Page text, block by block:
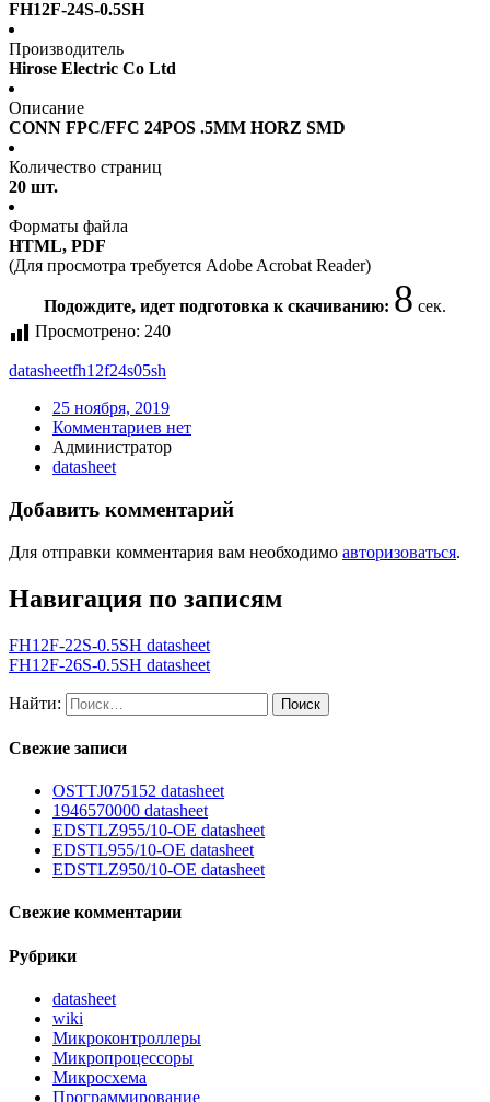
FH12F-24S-0.5SH
Производитель
Hirose Electric Co Ltd
Описание
CONN FPC/FFC 24POS .5MM HORZ SMD
Количество страниц
20 шт.
Форматы файла
HTML, PDF
(Для просмотра требуется Adobe Acrobat Reader)
Подождите, идет подготовка к скачиванию: 8 сек.
Просмотрено: 240
datasheetfh12f24s05sh
25 ноября, 2019
Комментариев нет
Администратор
datasheet
Добавить комментарий
Для отправки комментария вам необходимо авторизоваться.
Навигация по записям
FH12F-22S-0.5SH datasheet
FH12F-26S-0.5SH datasheet
Найти:
Свежие записи
OSTTJ075152 datasheet
1946570000 datasheet
EDSTLZ955/10-OE datasheet
EDSTL955/10-OE datasheet
EDSTLZ950/10-OE datasheet
Свежие комментарии
Рубрики
datasheet
wiki
Микроконтроллеры
Микропроцессоры
Микросхема
Программирование